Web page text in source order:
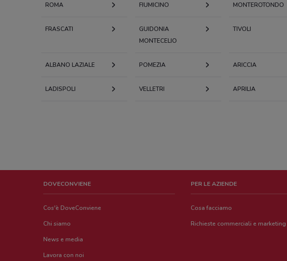
ROMA FIUMICINO MONTEROTONDO
FRASCATI
GUIDONIA
MONTECELIO
TIVOLI
ALBANO LAZIALE POMEZIA ARICCIA
LADISPOLI VELLETRI APRILIA
DOVECONVIENE
Cos'è DoveConviene
Chi siamo
News e media
Lavora con noi
PER LE AZIENDE
Cosa facciamo
Richieste commerciali e marketing